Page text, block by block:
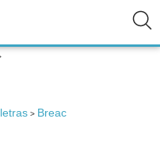
> Breac